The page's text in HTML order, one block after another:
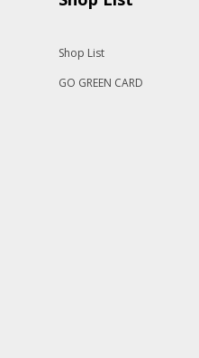
Shop List
GO GREEN CARD